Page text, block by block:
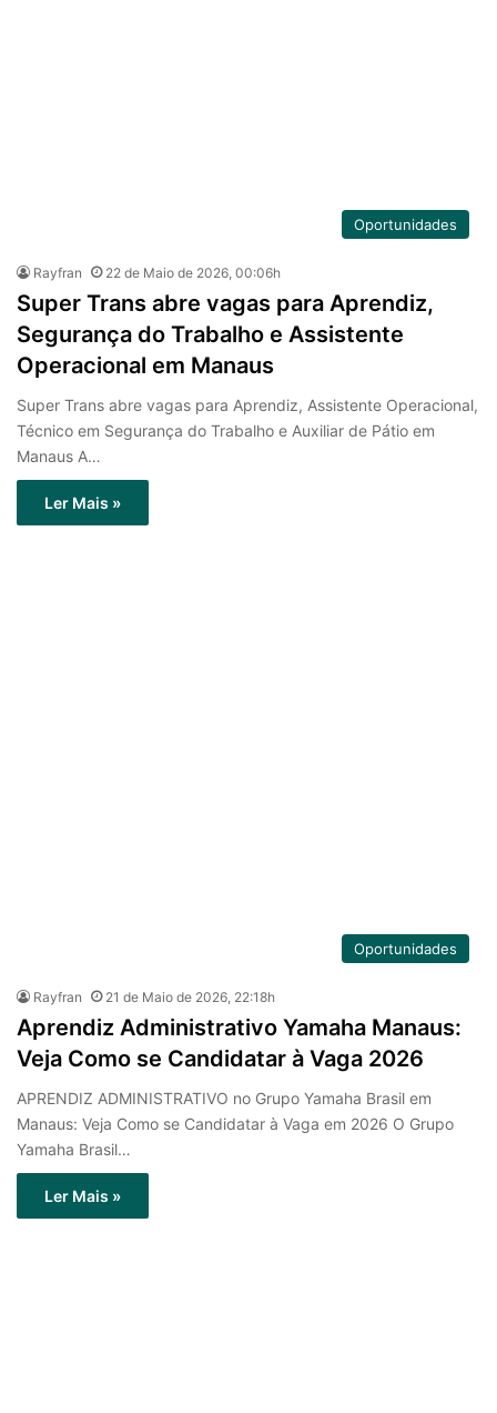
Oportunidades
Rayfran 22 de Maio de 2026, 00:06h
Super Trans abre vagas para Aprendiz,
Segurança do Trabalho e Assistente
Operacional em Manaus
Super Trans abre vagas para Aprendiz, Assistente Operacional,
Técnico em Segurança do Trabalho e Auxiliar de Pátio em
Manaus A…
Ler Mais »
Oportunidades
Rayfran 21 de Maio de 2026, 22:18h
Aprendiz Administrativo Yamaha Manaus:
Veja Como se Candidatar à Vaga 2026
APRENDIZ ADMINISTRATIVO no Grupo Yamaha Brasil em
Manaus: Veja Como se Candidatar à Vaga em 2026 O Grupo
Yamaha Brasil…
Ler Mais »